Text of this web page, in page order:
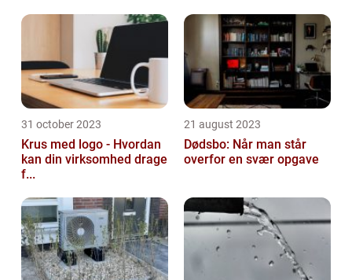
31 october 2023
Krus med logo - Hvordan
kan din virksomhed drage
f...
21 august 2023
Dødsbo: Når man står
overfor en svær opgave